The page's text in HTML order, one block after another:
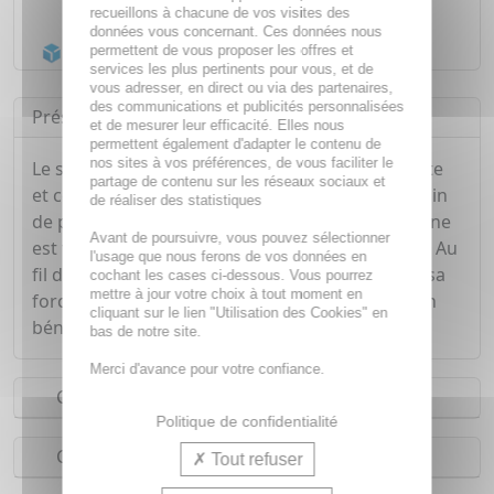
Livraison gratuite dès55€
Acheminement Chronoposten 24h*
Présentation
Le soin anti-âge global pour agir en un seul geste
et corriger les signes de l'âge : rides, taches, grain
de peau, déshydratation. Dès l'application, la mine
est fraîche, la peau est lisse, comme dynamisée. Au
fil des semaines, la peau retrouve sa structure, sa
force et sa tonicité. Le contour des yeux aussi en
bénéficie !
Conseils d'utilisation
Composition
recueillons à chacune de vos visites des
données vous concernant. Ces données nous
permettent de vous proposer les offres et
services les plus pertinents pour vous, et de
vous adresser, en direct ou via des partenaires,
des communications et publicités personnalisées
et de mesurer leur efficacité. Elles nous
permettent également d'adapter le contenu de
nos sites à vos préférences, de vous faciliter le
partage de contenu sur les réseaux sociaux et
de réaliser des statistiques
Avant de poursuivre, vous pouvez sélectionner
l'usage que nous ferons de vos données en
cochant les cases ci-dessous. Vous pourrez
mettre à jour votre choix à tout moment en
cliquant sur le lien "Utilisation des Cookies" en
bas de notre site.
Merci d'avance pour votre confiance.
Politique de confidentialité
Tout refuser